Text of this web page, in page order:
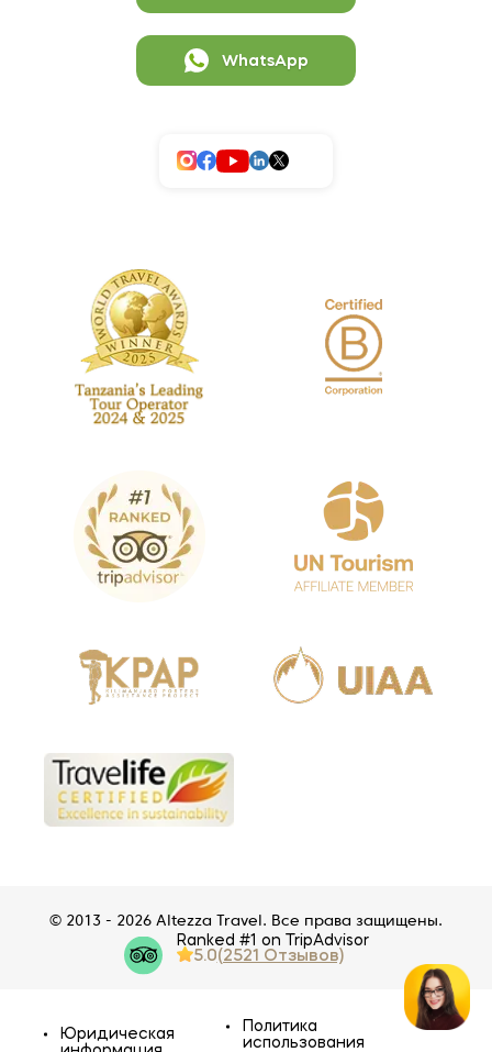
WhatsApp
© 2013 - 2026 Altezza Travel. Все права защищены.
Ranked #1 on TripAdvisor
5.0(2521 Отзывов)
Юридическая
Политика
использования